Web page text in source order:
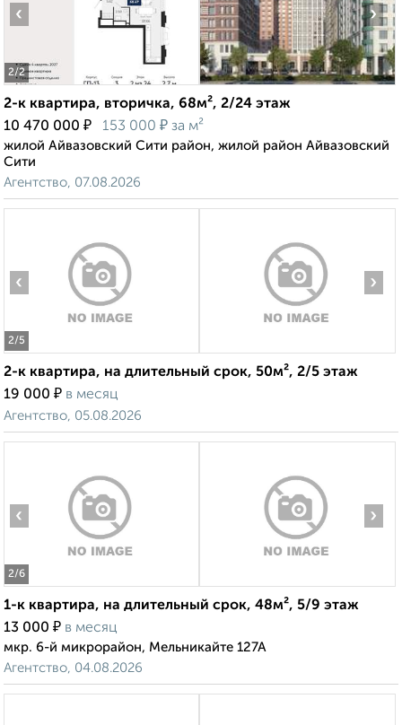
2/2
‹ ›
2-к квартира, вторичка, 68м², 2/24 этаж
10 470 000 ₽ 153 000 ₽ за м²
жилой Айвазовский Сити район, жилой район Айвазовский
Сити
Агентство, 07.08.2026
2/5
‹ ›
2-к квартира, на длительный срок, 50м², 2/5 этаж
19 000 ₽ в месяц
Агентство, 05.08.2026
2/6
‹ ›
1-к квартира, на длительный срок, 48м², 5/9 этаж
13 000 ₽ в месяц
мкр. 6-й микрорайон, Мельникайте 127А
Агентство, 04.08.2026